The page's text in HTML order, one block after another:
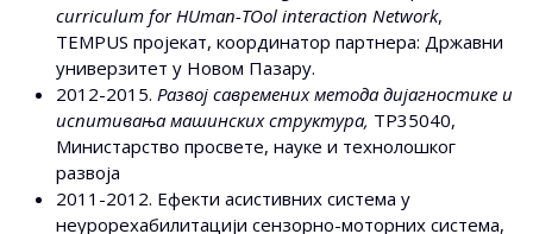
curriculum for HUman-TOol interaction Network,
TEMPUS пројекат, координатор партнера: Државни
универзитет у Новом Пазару.
2012-2015. Развој савремених метода дијагностике и
испитивања машинских структура, TР35040,
Министарство просвете, науке и технолошког
развоја
2011-2012. Ефекти асистивних система у
неурорехабилитацији cензорно-моторних система,